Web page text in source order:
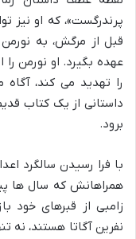
پرندرگست»، که او نیز
قبل از مرگش، به
عهده بگیرد. او نورمن
را تهدید می کند،
داستانی از یک کتاب
برود.
با فرا رسیدن سالگرد
همراهانش که سال ها
زامبی از قبرهای خود
نفرین آگاتا هستند، نه